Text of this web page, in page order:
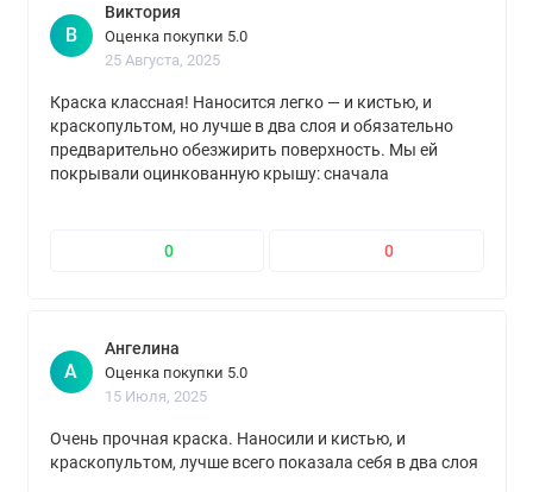
В
Виктория
Оценка покупки 5.0
25 Августа, 2025
Краска классная! Наносится легко — и кистью, и
краскопультом, но лучше в два слоя и обязательно
предварительно обезжирить поверхность. Мы ей
покрывали оцинкованную крышу: сначала
Проверяла отвёрткой — не царапается, держится
0 0
А
Ангелина
Оценка покупки 5.0
15 Июля, 2025
Очень прочная краска. Наносили и кистью, и
краскопультом, лучше всего показала себя в два слоя